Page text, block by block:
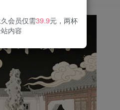
会员仅需39.9元，两杯
内容